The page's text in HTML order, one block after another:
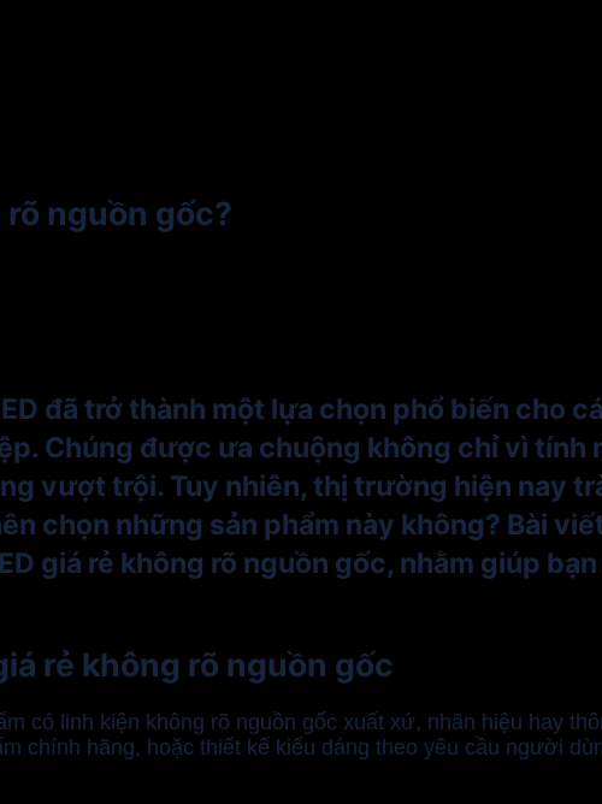
rõ nguồn gốc?
đã trở thành một lựa chọn phổ biến cho
Chúng được ưa chuộng không chỉ vì tính
vượt trội. Tuy nhiên, thị trường hiện nay
chọn những sản phẩm này không? Bài
giá rẻ không rõ nguồn gốc, nhằm giúp
rẻ không rõ nguồn gốc
có linh kiện không rõ nguồn gốc xuất xứ, nhãn hiệu hay
chính hãng, hoặc thiết kế kiểu dáng theo yêu cầu người